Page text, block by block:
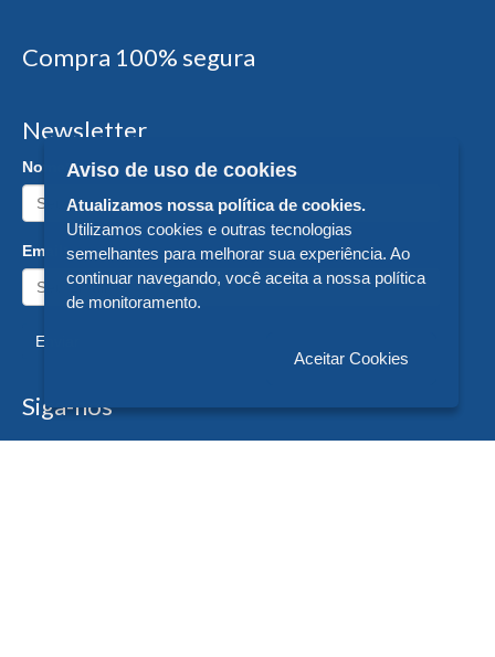
Compra 100% segura
Newsletter
Nome:
Email:
Enviar
Siga-nos
Aviso de uso de cookies
Atualizamos nossa política de cookies.
Utilizamos cookies e outras tecnologias
semelhantes para melhorar sua experiência. Ao
continuar navegando, você aceita a nossa política
de monitoramento.
Aceitar Cookies